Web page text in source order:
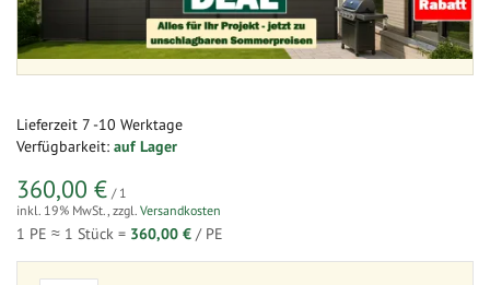
Lieferzeit 7 -10 Werktage
Verfügbarkeit: auf Lager
360,00 € / 1
inkl. 19% MwSt. zzgl. Versandkosten
1 PE ≈ 1 Stück = 360,00 € / PE